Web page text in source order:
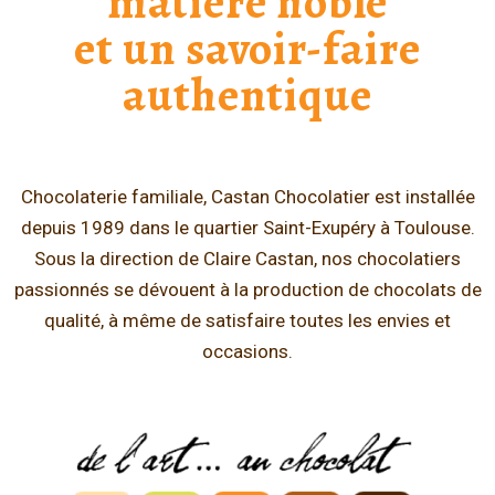
et un savoir-faire
authentique
Chocolaterie familiale, Castan Chocolatier est installée
depuis 1989 dans le quartier Saint-Exupéry à Toulouse.
Sous la direction de Claire Castan, nos chocolatiers
passionnés se dévouent à la production de chocolats de
qualité, à même de satisfaire toutes les envies et
occasions.